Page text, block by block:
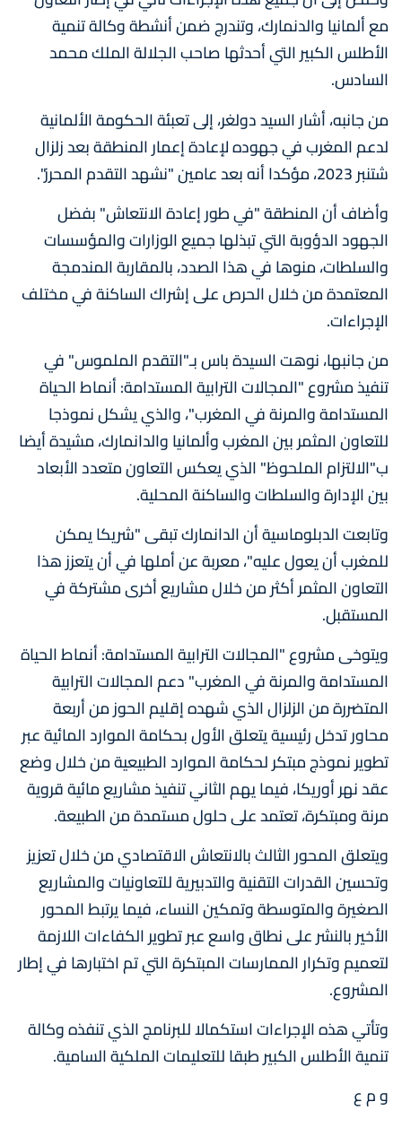
مع ألمانيا والدنمارك، وتندرج ضمن أنشطة وكالة تنمية
الأطلس الكبير التي أحدثها صاحب الجلالة الملك محمد
السادس.
من جانبه، أشار السيد دولغر، إلى تعبئة الحكومة الألمانية
لدعم المغرب في جهوده لإعادة إعمار المنطقة بعد زلزال
شتنبر 2023، مؤكدا أنه بعد عامين "نشهد التقدم المحرز".
وأضاف أن المنطقة "في طور إعادة الانتعاش" بفضل
الجهود الدؤوبة التي تبذلها جميع الوزارات والمؤسسات
والسلطات، منوها في هذا الصدد، بالمقاربة المندمجة
المعتمدة من خلال الحرص على إشراك الساكنة في مختلف
الإجراءات.
من جانبها، نوهت السيدة باس بـ"التقدم الملموس" في
تنفيذ مشروع "المجالات الترابية المستدامة: أنماط الحياة
المستدامة والمرنة في المغرب"، والذي يشكل نموذجا
للتعاون المثمر بين المغرب وألمانيا والدانمارك، مشيدة أيضا
ب"الالتزام الملحوظ" الذي يعكس التعاون متعدد الأبعاد
بين الإدارة والسلطات والساكنة المحلية.
وتابعت الدبلوماسية أن الدانمارك تبقى "شريكا يمكن
للمغرب أن يعول عليه"، معربة عن أملها في أن يتعزز هذا
التعاون المثمر أكثر من خلال مشاريع أخرى مشتركة في
المستقبل.
ويتوخى مشروع "المجالات الترابية المستدامة: أنماط الحياة
المستدامة والمرنة في المغرب" دعم المجالات الترابية
المتضررة من الزلزال الذي شهده إقليم الحوز من أربعة
محاور تدخل رئيسية يتعلق الأول بحكامة الموارد المائية عبر
تطوير نموذج مبتكر لحكامة الموارد الطبيعية من خلال وضع
عقد نهر أوريكا، فيما يهم الثاني تنفيذ مشاريع مائية قروية
مرنة ومبتكرة، تعتمد على حلول مستمدة من الطبيعة.
ويتعلق المحور الثالث بالانتعاش الاقتصادي من خلال تعزيز
وتحسين القدرات التقنية والتدبيرية للتعاونيات والمشاريع
الصغيرة والمتوسطة وتمكين النساء، فيما يرتبط المحور
الأخير بالنشر على نطاق واسع عبر تطوير الكفاءات اللازمة
لتعميم وتكرار الممارسات المبتكرة التي تم اختبارها في إطار
المشروع.
وتأتي هذه الإجراءات استكمالا للبرنامج الذي تنفذه وكالة
تنمية الأطلس الكبير طبقا للتعليمات الملكية السامية.
و م ع